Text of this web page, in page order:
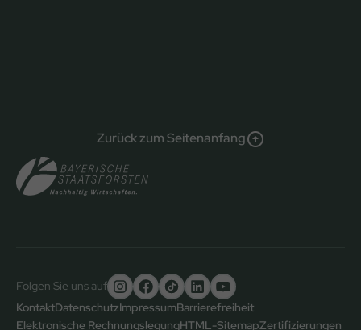
Zurück zum Seitenanfang
Folgen Sie uns auf
Untere
KontaktDatenschutzImpressumBarrierefreiheit
Elektronische RechnungslegungHTML-SitemapZertifizierungen